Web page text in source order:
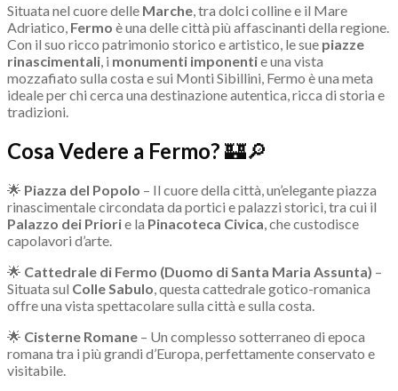
Situata nel cuore delle Marche, tra dolci colline e il Mare
Adriatico, Fermo è una delle città più affascinanti della regione.
Con il suo ricco patrimonio storico e artistico, le sue piazze
rinascimentali, i monumenti imponentie una vista
mozzafiato sulla costa e sui Monti Sibillini, Fermo è una meta
ideale per chi cerca una destinazione autentica, ricca di storia e
tradizioni.
Cosa Vedere a Fermo? 🏰🔎
🌟 Piazza del Popolo – Il cuore della città, un’elegante piazza
rinascimentale circondata da portici e palazzi storici, tra cui il
Palazzo dei Priorie la Pinacoteca Civica , che custodisce
capolavori d’arte.
🌟 Cattedrale di Fermo (Duomo di Santa Maria Assunta) –
Situata sul Colle Sabulo , questa cattedrale gotico-romanica
offre una vista spettacolare sulla città e sulla costa.
🌟 Cisterne Romane – Un complesso sotterraneo di epoca
romana tra i più grandi d’Europa, perfettamente conservato e
visitabile.